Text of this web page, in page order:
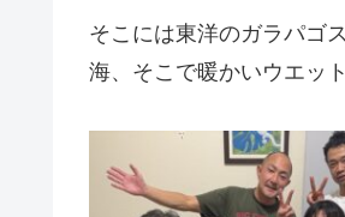
そこには東洋のガラパゴ
海、そこで暖かいウエッ